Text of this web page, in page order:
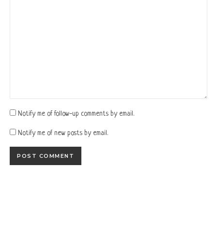
Notify me of follow-up comments by email.
Notify me of new posts by email.